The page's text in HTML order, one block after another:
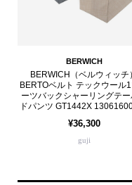
BERWICH
BERWICH（ベルウィッチ
BERTOベルト テックウール1
ーツバックシャーリングテー
ドパンツ GT1442X
¥36,300
guji